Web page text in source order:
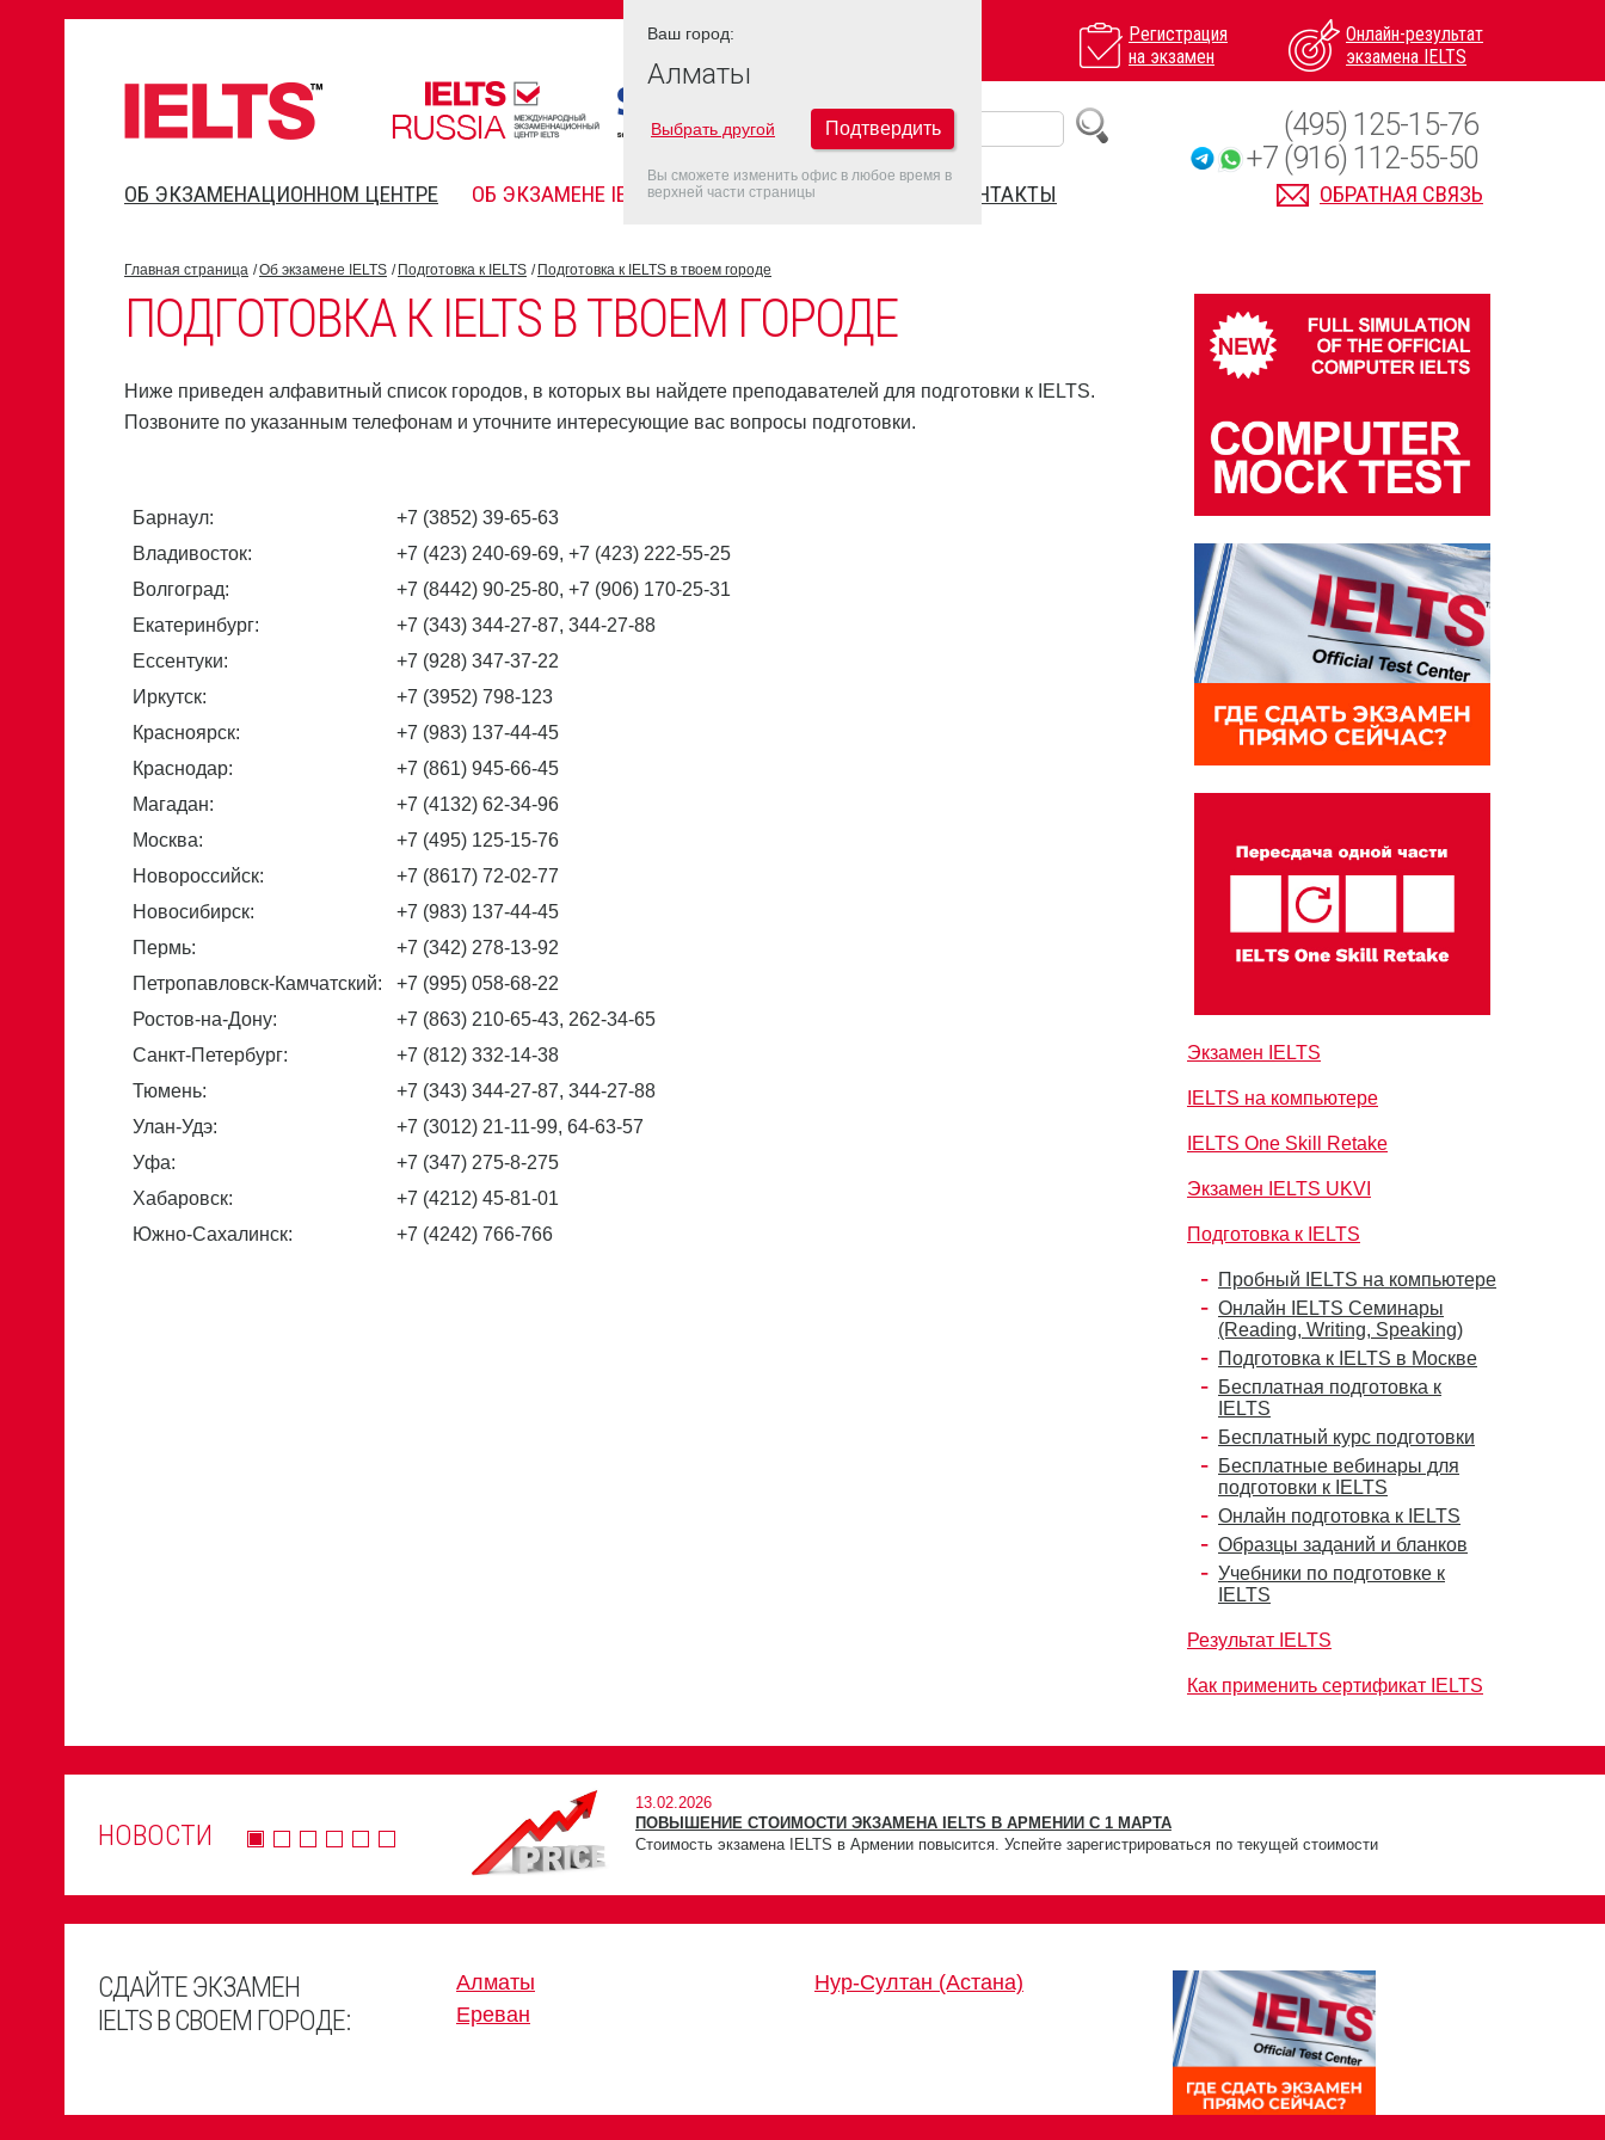
Регистрация
на экзамен
Онлайн-результат
экзамена IELTS
ОБ ЭКЗАМЕНАЦИОННОМ ЦЕНТРЕ ОБ ЭКЗАМЕНЕ IELTS FAQ ДАТЫ IELTS 2026 КОНТАКТЫ ОБРАТНАЯ СВЯЗЬ
(495) 125-15-76
+7 (916) 112-55-50
Главная страница Об экзамене IELTS Подготовка к IELTS Подготовка к IELTS в твоем городе
ПОДГОТОВКА К IELTS В ТВОЕМ ГОРОДЕ
Ниже приведен алфавитный список городов, в которых вы найдете преподавателей для подготовки к IELTS.
Позвоните по указанным телефонам и уточните интересующие вас вопросы подготовки.
Барнаул:
+7 (3852) 39-65-63
Владивосток:
+7 (423) 240-69-69, +7 (423) 222-55-25
Волгоград:
+7 (8442) 90-25-80, +7 (906) 170-25-31
Екатеринбург:
+7 (343) 344-27-87, 344-27-88
Ессентуки:
+7 (928) 347-37-22
Иркутск:
+7 (3952) 798-123
Красноярск:
+7 (983) 137-44-45
Краснодар:
+7 (861) 945-66-45
Магадан:
+7 (4132) 62-34-96
Москва:
+7 (495) 125-15-76
Новороссийск:
+7 (8617) 72-02-77
Новосибирск:
+7 (983) 137-44-45
Пермь:
+7 (342) 278-13-92
Петропавловск-Камчатский:
+7 (995) 058-68-22
Ростов-на-Дону:
+7 (863) 210-65-43, 262-34-65
Санкт-Петербург:
+7 (812) 332-14-38
Тюмень:
+7 (343) 344-27-87, 344-27-88
Улан-Удэ:
+7 (3012) 21-11-99, 64-63-57
Уфа:
+7 (347) 275-8-275
Хабаровск:
+7 (4212) 45-81-01
Южно-Сахалинск:
+7 (4242) 766-766
Экзамен IELTS
IELTS на компьютере
IELTS One Skill Retake
Экзамен IELTS UKVI
Подготовка к IELTS
Пробный IELTS на компьютере
Онлайн IELTS Семинары
(Reading, Writing, Speaking)
Подготовка к IELTS в Москве
Бесплатная подготовка к
IELTS
Бесплатный курс подготовки
Бесплатные вебинары для
подготовки к IELTS
Онлайн подготовка к IELTS
Образцы заданий и бланков
Учебники по подготовке к
IELTS
Результат IELTS
Как применить сертификат IELTS
НОВОСТИ
13.02.2026
ПОВЫШЕНИЕ СТОИМОСТИ ЭКЗАМЕНА IELTS В АРМЕНИИ С 1 МАРТА
Стоимость экзамена IELTS в Армении повысится. Успейте зарегистрироваться по текущей стоимости
СДАЙТЕ ЭКЗАМЕН
IELTS В СВОЕМ ГОРОДЕ:
Алматы
Ереван
Нур-Султан (Астана)
Ваш город:
Алматы
Выбрать другой Подтвердить
Вы сможете изменить офис в любое время в
верхней части страницы